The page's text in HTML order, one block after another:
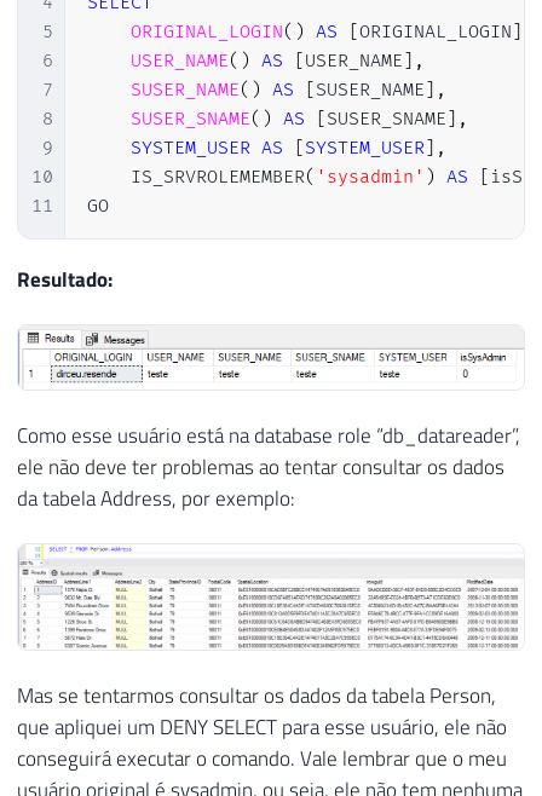
5
6
7
8
9
10
11
ORIGINAL_LOGIN( ) AS [ORIGINAL_LOGIN]
USER_NAME( ) AS [USER_NAME] ,
SUSER_NAME( ) AS [SUSER_NAME] ,
SUSER_SNAME( ) AS [SUSER_SNAME] ,
SYSTEM_USER AS [SYSTEM_USER] ,
    IS_SRVROLEMEMBER
( 'sysadmin' ) AS [
GO
Resultado:
Como esse usuário está na database role “db_datareader”,
ele não deve ter problemas ao tentar consultar os dados
da tabela Address, por exemplo:
Mas se tentarmos consultar os dados da tabela Person,
que apliquei um DENY SELECT para esse usuário, ele não
conseguirá executar o comando. Vale lembrar que o meu